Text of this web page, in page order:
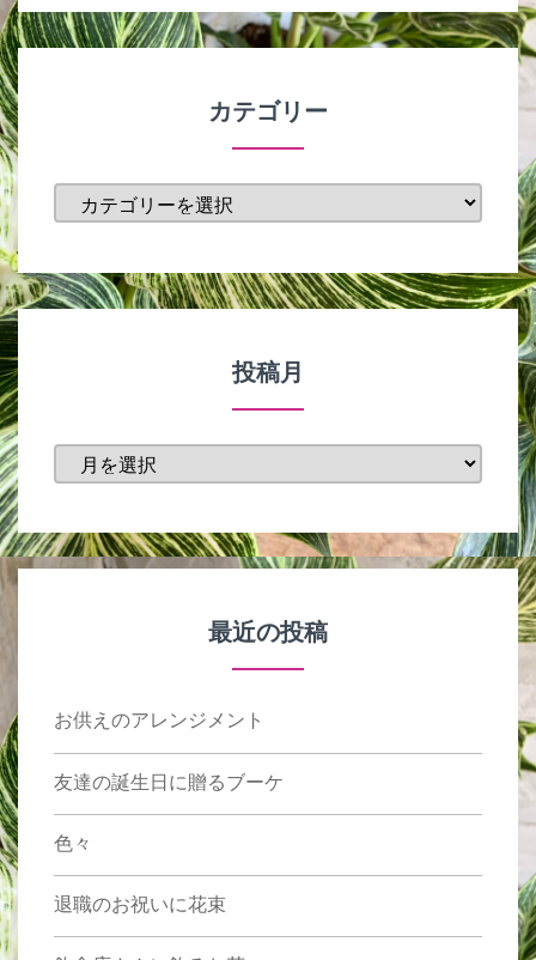
カテゴリー
テ
リ
ー
投稿月
稿
最近の投稿
お供えのアレンジメント
友達の誕生日に贈るブーケ
色々
退職のお祝いに花束